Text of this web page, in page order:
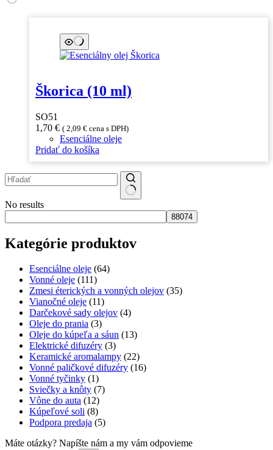
Škorica (10 ml)
SO51
1,70 € ( 2,09 € cena s DPH)
Esenciálne oleje
Pridať do košíka
No results
Kategórie produktov
Esenciálne oleje (64)
Vonné oleje (111)
Zmesi éterických a vonných olejov (35)
Vianočné oleje (11)
Darčekové sady olejov (4)
Oleje do prania (3)
Oleje do kúpeľa a sáun (13)
Elektrické difuzéry (3)
Keramické aromalampy (22)
Vonné paličkové difuzéry (16)
Vonné tyčinky (1)
Sviečky a knôty (7)
Vône do auta (12)
Kúpeľové soli (8)
Podpora predaja (5)
Máte otázky? Napíšte nám a my vám odpovieme